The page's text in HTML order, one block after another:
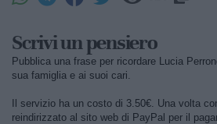
Scrivi un pensiero
Pubblica una frase per ricordare Lucia
sua famiglia e ai suoi cari.
Il servizio ha un costo di 3.50€. Una volta
reindirizzato al sito web di PayPal per il